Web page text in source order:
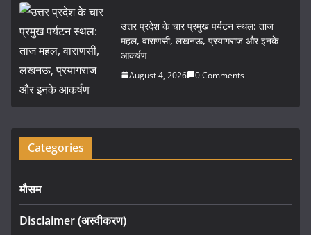
उत्तर प्रदेश के चार प्रमुख पर्यटन स्थल: ताज
महल, वाराणसी, लखनऊ, प्रयागराज और इनके
आकर्षण
August 4, 2026 0 Comments
Categories
मौसम
Disclaimer (अस्वीकरण)